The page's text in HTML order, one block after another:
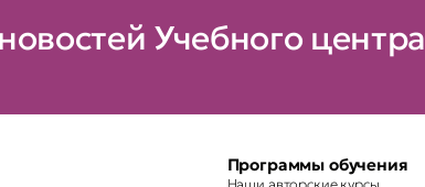
Учебного центра
Программы обучения